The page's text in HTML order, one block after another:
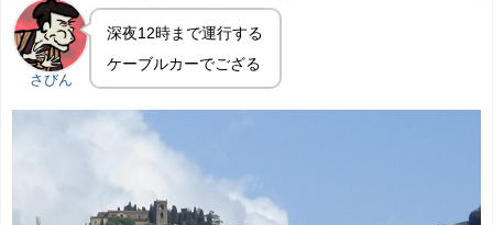
さびん
深夜12時まで運行する
ケーブルカーでござる